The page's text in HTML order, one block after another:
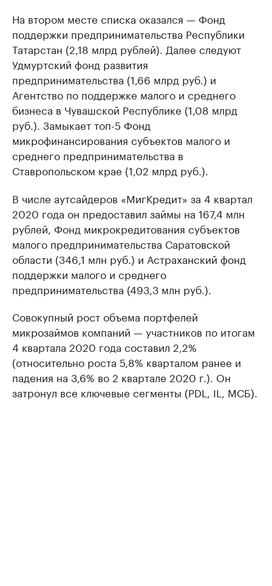
На втором месте списка оказался — Фонд
поддержки предпринимательства Республики
Татарстан (2,18 млрд рублей). Далее следуют
Удмуртский фонд развития
предпринимательства (1,66 млрд руб.) и
Агентство по поддержке малого и среднего
бизнеса в Чувашской Республике (1,08 млрд
руб.). Замыкает топ-5 Фонд
микрофинансирования субъектов малого и
среднего предпринимательства в
Ставропольском крае (1,02 млрд руб.).
В числе аутсайдеров «МигКредит» за 4 квартал
2020 года он предоставил займы на 167,4 млн
рублей, Фонд микрокредитования субъектов
малого предпринимательства Саратовской
области (346,1 млн руб.) и Астраханский фонд
поддержки малого и среднего
предпринимательства (493,3 млн руб.).
Совокупный рост объема портфелей
микрозаймов компаний — участников по итогам
4 квартала 2020 года составил 2,2%
(относительно роста 5,8% кварталом ранее и
падения на 3,6% во 2 квартале 2020 г.). Он
затронул все ключевые сегменты (PDL, IL, МСБ).